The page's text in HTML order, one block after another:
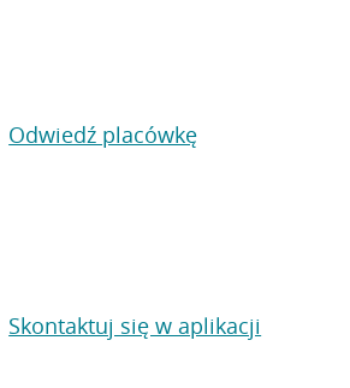
Odwiedź placówkę
Skontaktuj się w aplikacji